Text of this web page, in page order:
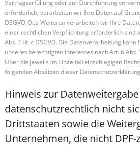
Vertragserfüllung oder zur Durchführung
erforderlich, verarbeiten wir Ihre Daten auf
DSGVO. Des Weiteren verarbeiten wir Ihre
einer rechtlichen Verpflichtung erforderlich sind
Abs. 1 lit. c DSGVO. Die Datenverarbeitung kann
unseres berechtigten Interesses nach Art. 6 Abs.
Über die jeweils im Einzelfall einschlägigen
folgenden Absätzen dieser
Hinweis zur
datenschutzrechtlich nicht
Drittstaaten sowie die
Unternehmen, die nicht